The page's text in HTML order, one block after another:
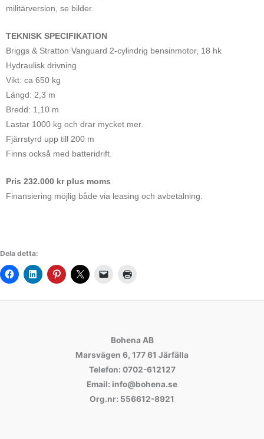
militärversion, se bilder.
TEKNISK SPECIFIKATION
Briggs & Stratton Vanguard 2-cylindrig bensinmotor, 18 hk
Hydraulisk drivning
Vikt: ca 650 kg
Längd: 2,3 m
Bredd: 1,10 m
Lastar 1000 kg och drar mycket mer.
Fjärrstyrd upp till 200 m
Finns också med batteridrift.
Pris 232.000 kr plus moms
Finansiering möjlig både via leasing och avbetalning.
Dela detta:
Bohena AB
Marsvägen 6, 177 61 Järfälla
Telefon: 0702-612127
Email: info@bohena.se
Org.nr: 556612-8921